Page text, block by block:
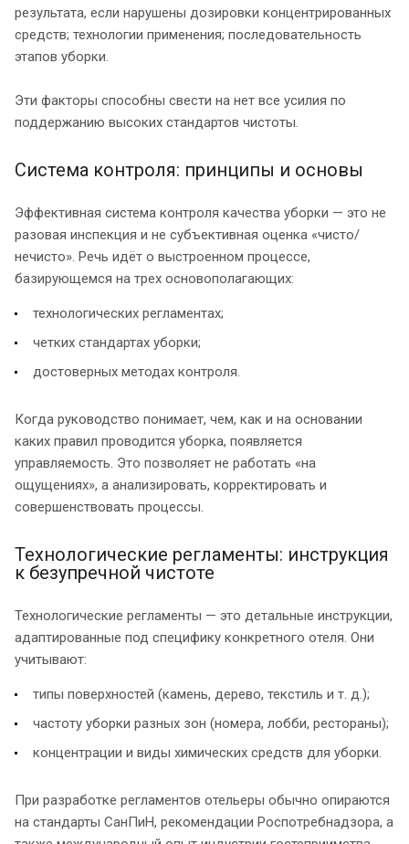
результата, если нарушены дозировки концентрированных
средств; технологии применения; последовательность
этапов уборки.
Эти факторы способны свести на нет все усилия по
поддержанию высоких стандартов чистоты.
Система контроля: принципы и основы
Эффективная система контроля качества уборки — это не
разовая инспекция и не субъективная оценка «чисто/
нечисто». Речь идёт о выстроенном процессе,
базирующемся на трех основополагающих:
технологических регламентах;
четких стандартах уборки;
достоверных методах контроля.
Когда руководство понимает, чем, как и на основании
каких правил проводится уборка, появляется
управляемость. Это позволяет не работать «на
ощущениях», а анализировать, корректировать и
совершенствовать процессы.
Технологические регламенты: инструкция
к безупречной чистоте
Технологические регламенты — это детальные инструкции,
адаптированные под специфику конкретного отеля. Они
учитывают:
типы поверхностей (камень, дерево, текстиль и т. д.);
частоту уборки разных зон (номера, лобби, рестораны);
концентрации и виды химических средств для уборки.
При разработке регламентов отельеры обычно опираются
на стандарты СанПиН, рекомендации Роспотребнадзора, а